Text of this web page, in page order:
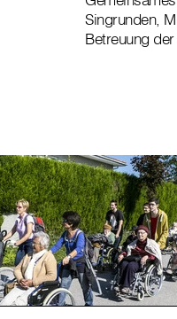
Singrunden,
Betreuung